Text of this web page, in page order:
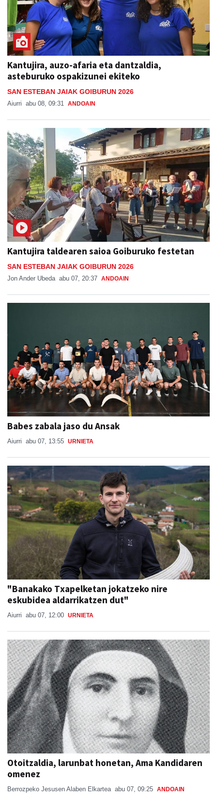
Kantujira, auzo-afaria eta dantzaldia,
asteburuko ospakizunei ekiteko
SAN ESTEBAN JAIAK GOIBURUN 2026
Aiurri abu 08, 09:31 ANDOAIN
Kantujira taldearen saioa Goiburuko festetan
SAN ESTEBAN JAIAK GOIBURUN 2026
Jon Ander Ubeda abu 07, 20:37 ANDOAIN
Babes zabala jaso du Ansak
Aiurri abu 07, 13:55 URNIETA
"Banakako Txapelketan jokatzeko nire
eskubidea aldarrikatzen dut"
Aiurri abu 07, 12:00 URNIETA
Otoitzaldia, larunbat honetan, Ama Kandidaren
omenez
Berrozpeko Jesusen Alaben Elkartea abu 07, 09:25 ANDOAIN